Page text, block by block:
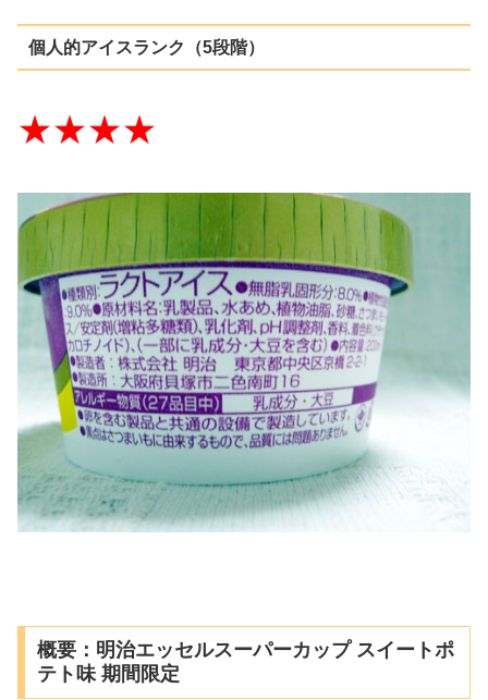
個人的アイスランク（5段階）
★★★★
概要：明治エッセルスーパーカップ スイートポ
テト味 期間限定